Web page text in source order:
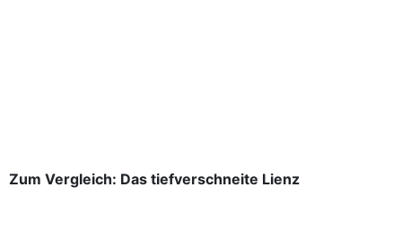
Zum Vergleich: Das tiefverschneite Lienz